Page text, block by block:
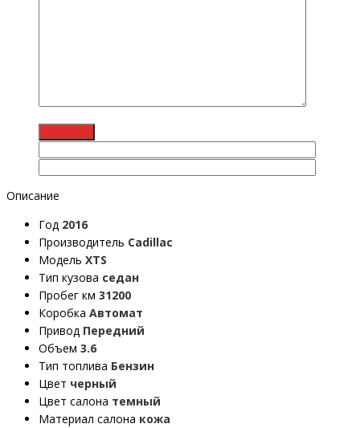
Описание
Год 2016
Производитель Cadillac
Модель XTS
Тип кузова седан
Пробег км 31200
Коробка Автомат
Привод Передний
Объем 3.6
Тип топлива Бензин
Цвет черный
Цвет салона темный
Материал салона кожа